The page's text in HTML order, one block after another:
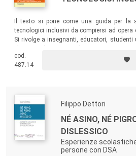
Il testo si pone come una guida per la
tecnologici inclusivi da compiersi ad opera
Si rivolge a insegnanti, educatori,
presenti bambini con disabilità.
cod.
487.14
Filippo Dettori
NÉ ASINO, NÉ
DISLESSICO
Esperienze
persone con DSA